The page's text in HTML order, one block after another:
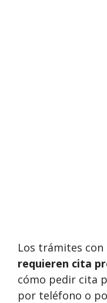
Los trámites con
requieren cita
cómo pedir cita
por teléfono o